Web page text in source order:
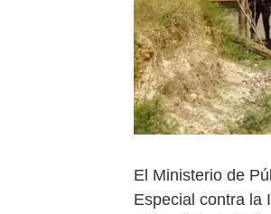
El Ministerio de
Especial contra la